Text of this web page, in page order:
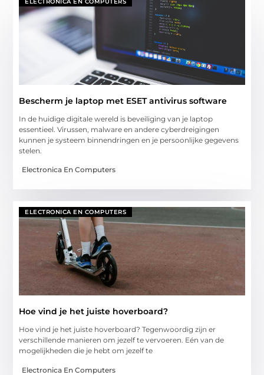
Bescherm je laptop met ESET antivirus software
In de huidige digitale wereld is beveiliging van je laptop
essentieel. Virussen, malware en andere cyberdreigingen
kunnen je systeem binnendringen en je persoonlijke gegevens
stelen.
Electronica En Computers
ELECTRONICA EN COMPUTERS
Hoe vind je het juiste hoverboard?
Hoe vind je het juiste hoverboard? Tegenwoordig zijn er
verschillende manieren om jezelf te vervoeren. Eén van de
mogelijkheden die je hebt om jezelf te
Electronica En Computers